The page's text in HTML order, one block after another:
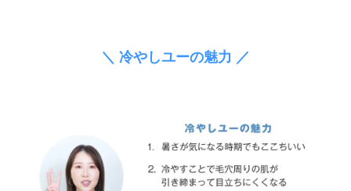
＼ 冷やしユーの魅力 ／